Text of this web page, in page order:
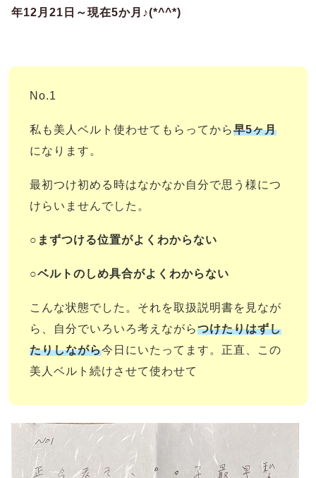
年12月21日～現在5か月♪(*^^*)
No.1
私も美人ベルト使わせてもらってから早5ヶ月
になります。
最初つけ初める時はなかなか自分で思う様につ
けらいませんでした。
○まずつける位置がよくわからない
○ベルトのしめ具合がよくわからない
こんな状態でした。それを取扱説明書を見なが
ら、自分でいろいろ考えながらつけたりはずし
たりしながら今日にいたってます。 正直、この
美人ベルト続けさせて使わせて